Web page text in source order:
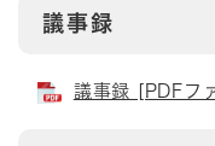
議事録
議事録 [PDFフ